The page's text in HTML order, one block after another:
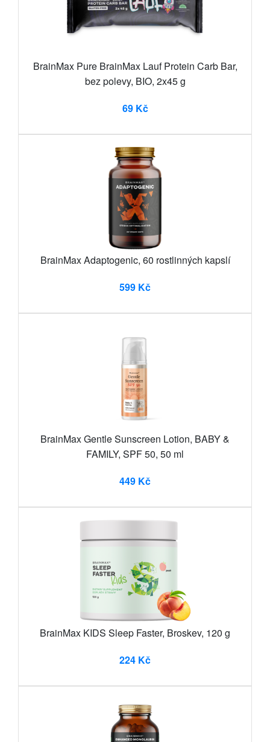
BrainMax Pure BrainMax Lauf Protein Carb Bar,
bez polevy, BIO, 2x45 g
69 Kč
BrainMax Adaptogenic, 60 rostlinných kapslí
599 Kč
BrainMax Gentle Sunscreen Lotion, BABY &
FAMILY, SPF 50, 50 ml
449 Kč
BrainMax KIDS Sleep Faster, Broskev, 120 g
224 Kč